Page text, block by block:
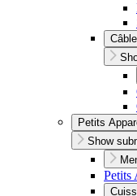
Petits
Show
Petits